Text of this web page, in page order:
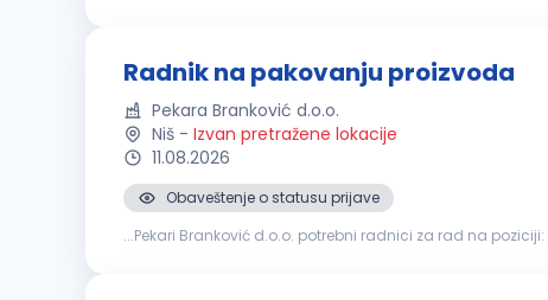
Radnik na pakovanju proizvoda
Pekara Branković d.o.o.
Niš - Izvan pretražene lokacije
11.08.2026
Obaveštenje o statusu prijave
...Pekari Branković d.o.o. potrebni radnici za rad na poziciji: